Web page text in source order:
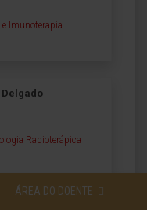
Imunoterapia
Radioterápica
ÁREA DO DOENTE